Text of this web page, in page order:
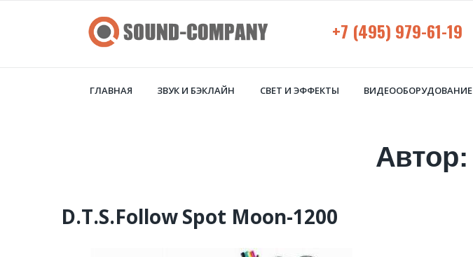
+7 (495) 979-61-19
ГЛАВНАЯ ЗВУК И БЭКЛАЙН СВЕТ И ЭФФЕКТЫ ВИДЕООБОРУДОВАНИЕ
Автор:
D.T.S.Follow Spot Moon-1200